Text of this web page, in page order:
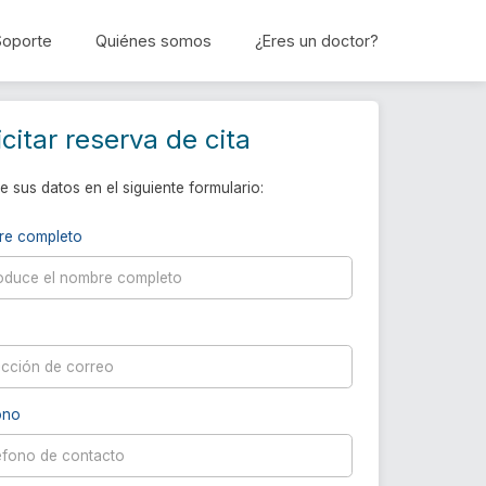
Quiénes somos ¿Eres un doctor?
Reservar cita
reserva de cita
sus datos en el siguiente formulario:
completo